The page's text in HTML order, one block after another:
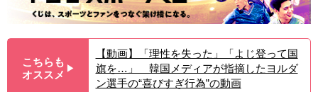
こちらも
オススメ ▶︎
【動画】「理性を失った」「よじ登って国
旗を…」 韓国メディアが指摘したヨルダ
ン選手の“喜びすぎ行為”の動画